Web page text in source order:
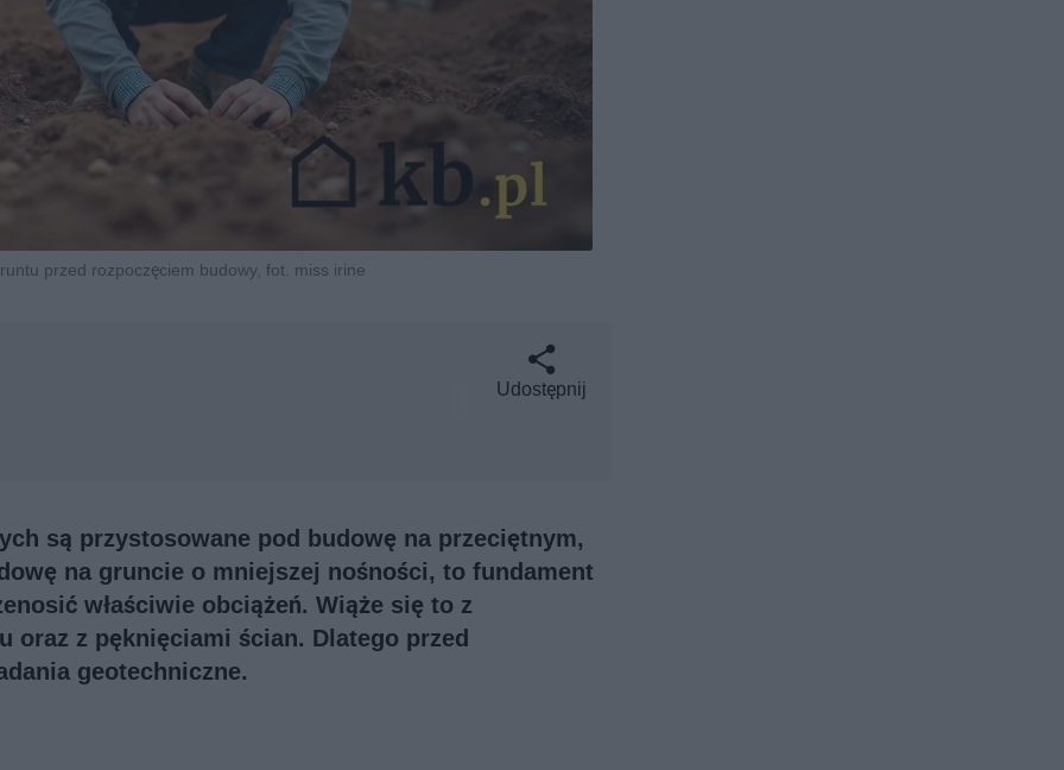
przed rozpoczęciem budowy, fot. miss irine
Udostępnij
są przystosowane pod budowę na przeciętnym,
na gruncie o mniejszej nośności, to fundament
właściwie obciążeń. Wiąże się to z
oraz z pęknięciami ścian. Dlatego przed
geotechniczne.